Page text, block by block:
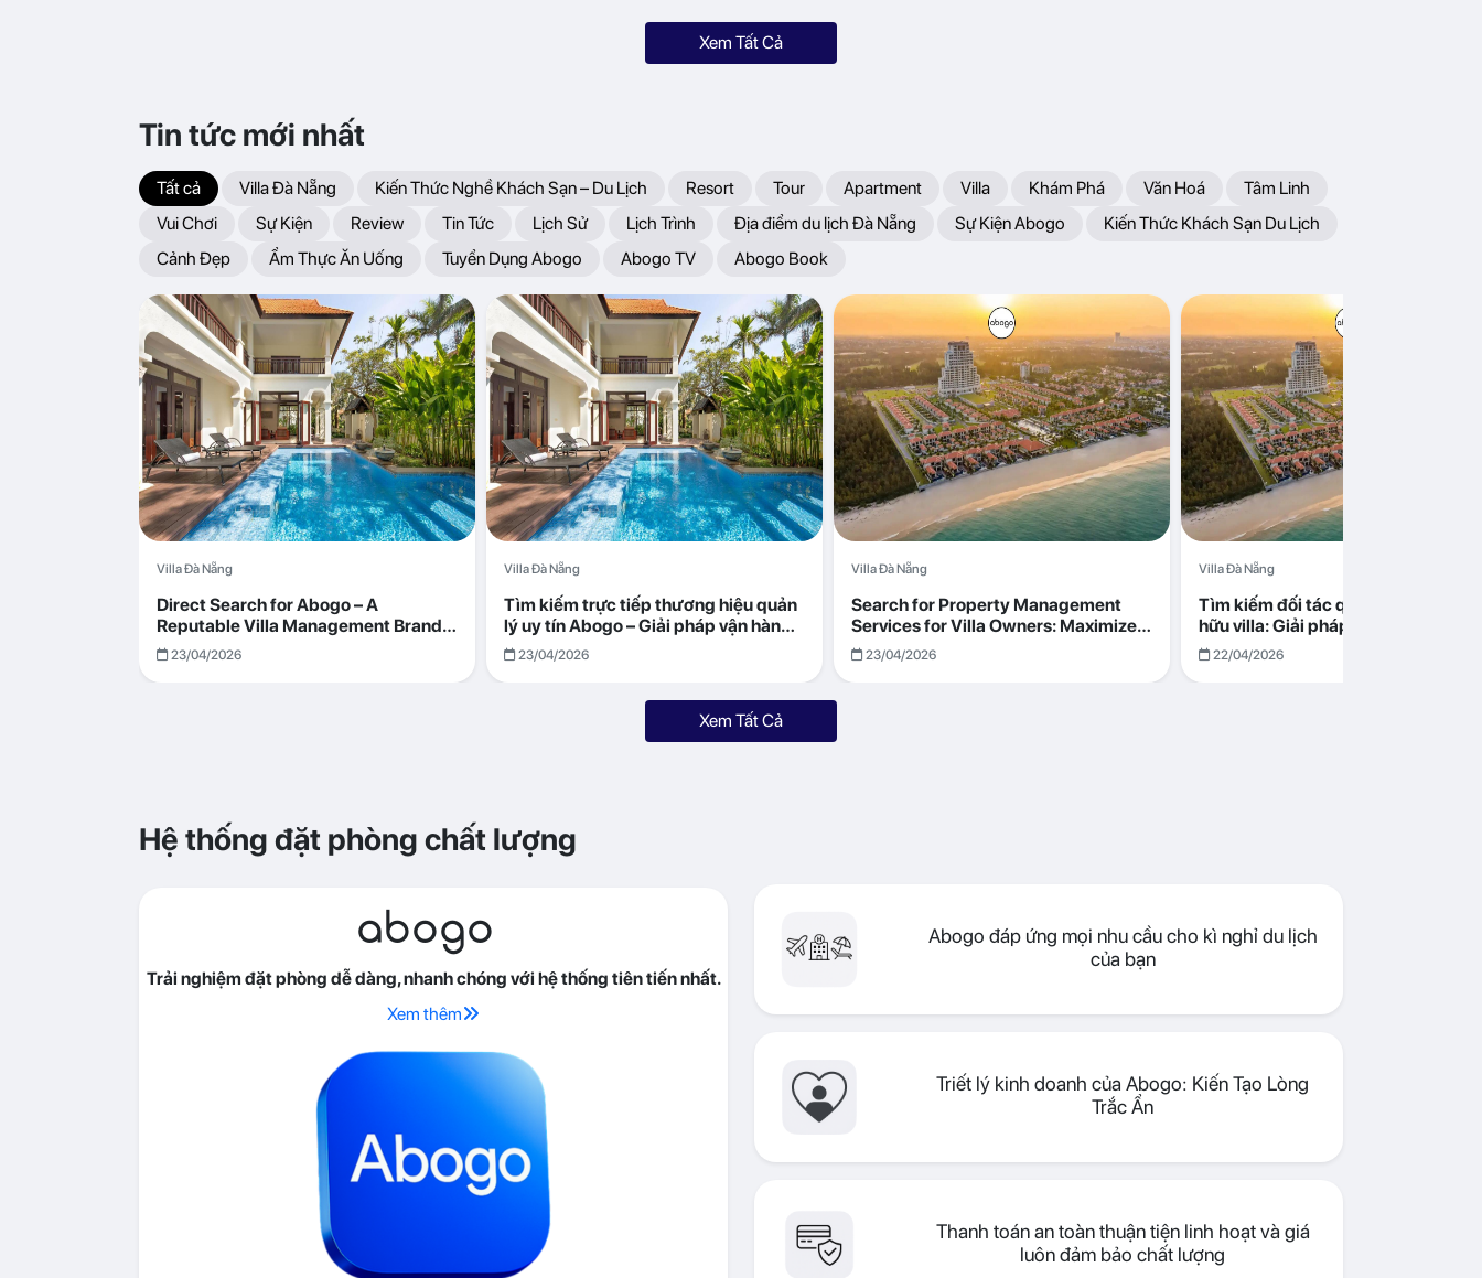
Xem Tất Cả
Tin tức mới nhất
Tất cả Villa Đà Nẵng Kiến Thức Nghề Khách Sạn – Du Lịch Resort Tour Apartment Villa Khám Phá Văn Hoá
Tâm Linh
Vui Chơi
Sự Kiện Review Tin Tức Lịch Sử Lịch Trình Địa điểm du lịch Đà Nẵng Sự Kiện Abogo
Kiến Thức Khách Sạn Du Lịch
Cảnh Đẹp
Ẩm Thực Ăn Uống Tuyển Dụng Abogo Abogo TV Abogo Book
Villa Đà Nẵng
Direct Search for Abogo – A
Reputable Villa Management Brand
with Transparent and Effective
Operations
23/04/2026
Villa Đà Nẵng
Tìm kiếm trực tiếp thương hiệu quản
lý uy tín Abogo – Giải pháp vận hành
villa hiệu quả, minh bạch
23/04/2026
Villa Đà Nẵng
Search for Property Management
Services for Villa Owners: Maximize
Returns with Abogo in Da Nang
23/04/2026
Villa Đà Nẵng
Tìm kiếm đối tác quản lý cho chủ sở
hữu villa: Giải pháp tối ưu lợi nhuận
cùng Abogo tại Đà Nẵng
22/04/2026
Xem Tất Cả
Hệ thống đặt phòng chất lượng
abogo
Trải nghiệm đặt phòng dễ dàng, nhanh chóng với hệ thống tiên tiến nhất.
Xem thêm
Abogo đáp ứng mọi nhu cầu cho kì nghỉ du lịch
của bạn
Triết lý kinh doanh của Abogo: Kiến Tạo Lòng
Trắc Ẩn
Thanh toán an toàn thuận tiện linh hoạt và giá
luôn đảm bảo chất lượng